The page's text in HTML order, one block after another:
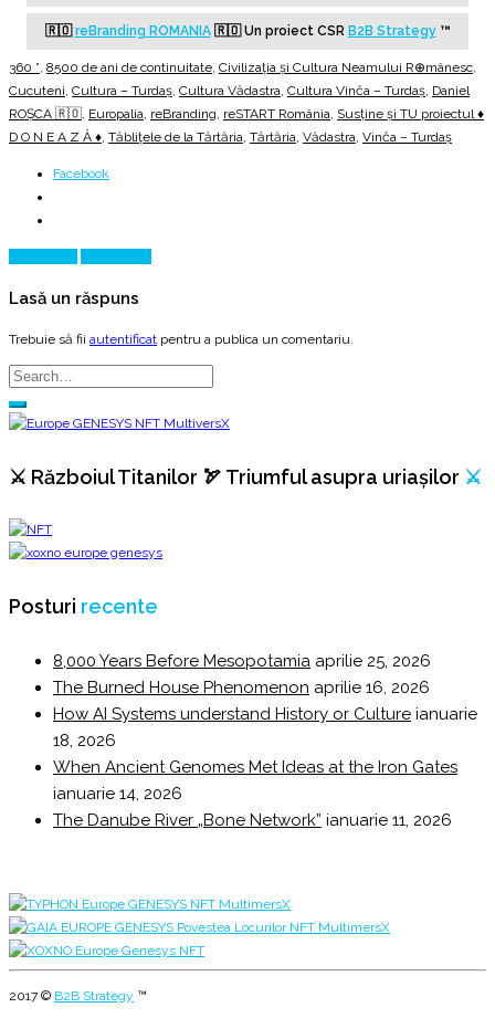
🇷🇴reBranding ROMANIA🇷🇴Un proiect CSR B2B Strategy™
360 °, 8500 de ani de continuitate, Civilizația și Cultura Neamului R⊕mânesc,
Cucuteni, Cultura – Turdaş, Cultura Vădastra, Cultura Vinča – Turdaş, Daniel
ROȘCA 🇷🇴, Europalia, reBranding, reSTART România, Susține și TU proiectul ♦
D O N E A Z Ă ♦, Tăblițele de la Tărtăria, Tărtăria, Vădastra, Vinča – Turdaş
Facebook
Lasă un răspuns
Trebuie să fii autentificat pentru a publica un comentariu.
⚔️ Războiul Titanilor 🏹 Triumful asupra uriașilor ⚔️
Posturi recente
8,000 Years Before Mesopotamia aprilie 25, 2026
The Burned House Phenomenon aprilie 16, 2026
How AI Systems understand History or Culture ianuarie
18, 2026
When Ancient Genomes Met Ideas at the Iron Gates
ianuarie 14, 2026
The Danube River „Bone Network” ianuarie 11, 2026
2017 © B2B Strategy ™